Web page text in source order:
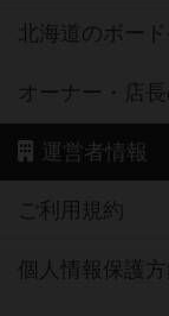
北海道のボー
オーナー・店
運営者情報
ご利用規約
個人情報保護方